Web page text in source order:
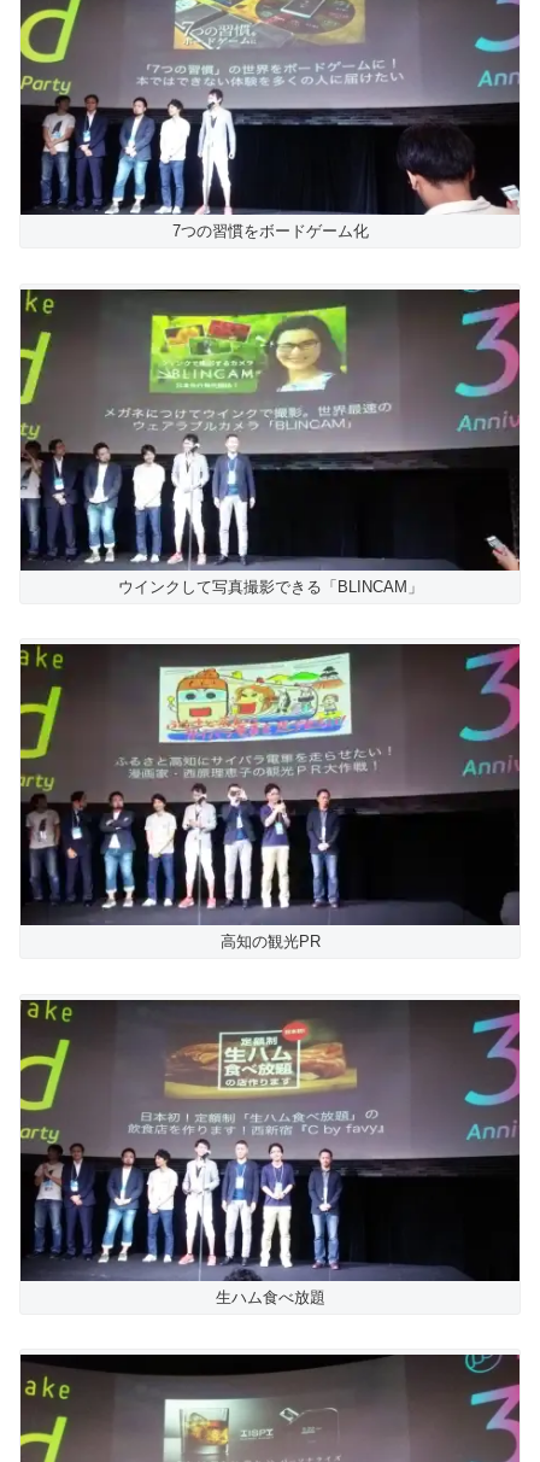
7つの習慣をボードゲーム化
ウインクして写真撮影できる「BLINCAM」
高知の観光PR
生ハム食べ放題